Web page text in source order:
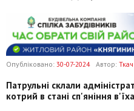
Опубліковано: 30-07-2024 Автор:
Патрульні склали
котрий в стані сп'яніння